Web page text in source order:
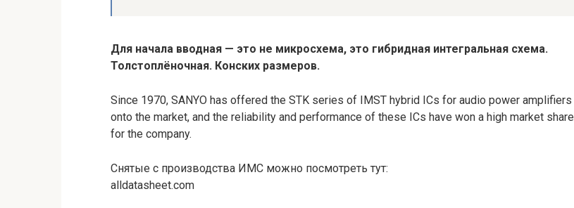
Для начала вводная — это не микросхема, это гибридная интегральная схема.
Толстоплёночная. Конских размеров.
Since 1970, SANYO has offered the STK series of IMST hybrid ICs for audio power amplifiers
onto the market, and the reliability and performance of these ICs have won a high market share
for the company.
Снятые с производства ИМС можно посмотреть тут:
alldatasheet.com